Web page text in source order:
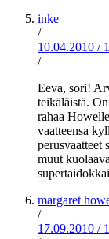
inke
/
10.04.2010 /
/
Eeva, sori!
teikäläistä.
rahaa
vaatteensa
perusvaatteet
muut
margaret
/
17.09.2010 /